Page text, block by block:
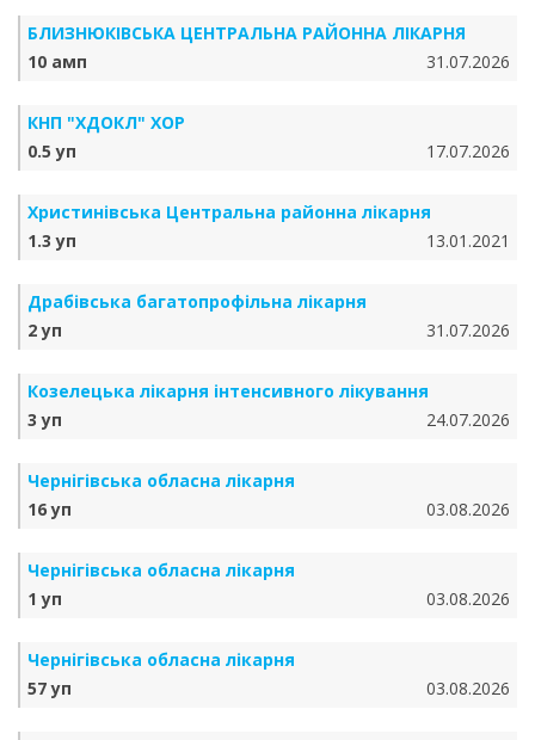
БЛИЗНЮКІВСЬКА ЦЕНТРАЛЬНА РАЙОННА ЛІКАРНЯ
10 амп
31.07.2026
КНП "ХДОКЛ" ХОР
0.5 уп
17.07.2026
Христинівська Центральна районна лікарня
1.3 уп
13.01.2021
Драбівська багатопрофільна лікарня
2 уп
31.07.2026
Козелецька лікарня інтенсивного лікування
3 уп
24.07.2026
Чернігівська обласна лікарня
16 уп
03.08.2026
Чернігівська обласна лікарня
1 уп
03.08.2026
Чернігівська обласна лікарня
57 уп
03.08.2026